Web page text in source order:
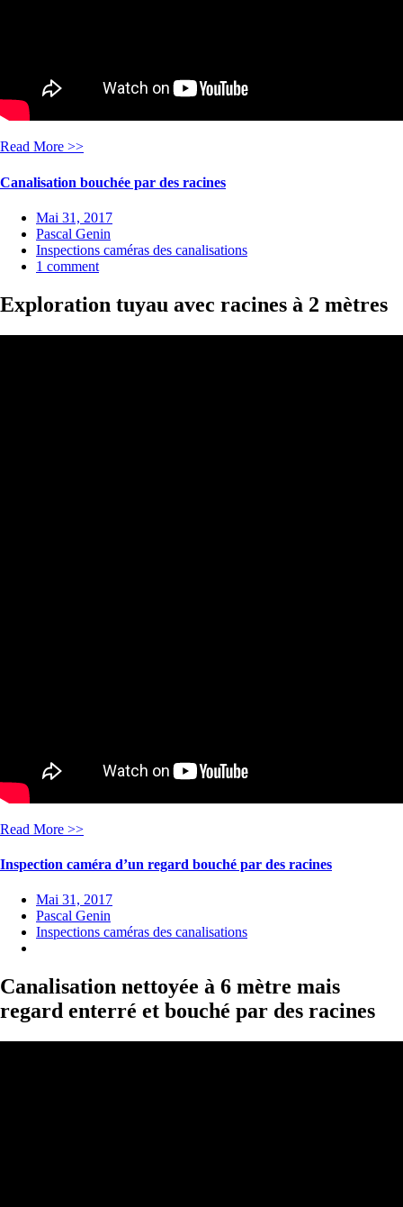
Read More >>
Canalisation bouchée par des racines
Mai 31, 2017
Pascal Genin
Inspections caméras des canalisations
1 comment
Exploration tuyau avec racines à 2 mètres
Read More >>
Inspection caméra d’un regard bouché par des racines
Mai 31, 2017
Pascal Genin
Inspections caméras des canalisations
Canalisation nettoyée à 6 mètre mais
regard enterré et bouché par des racines